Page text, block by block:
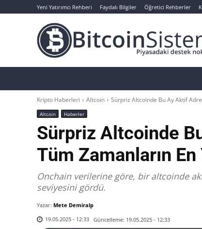
Yeni Yatırımcı Rehberi Faydalı Bilgiler Öğretici Rehberler
Kripto Haberleri Altcoin Sürpriz Altcoinde Bu Ay Aktif
Altcoin Haberler
Sürpriz Altcoinde
Tüm Zamanların
Onchain verilerine göre, bir altcoinde
seviyesini gördü.
Yazar: Mete Demiralp
19.05.2025 - 12:33 Güncelleme: 19.05.2025 - 12:33